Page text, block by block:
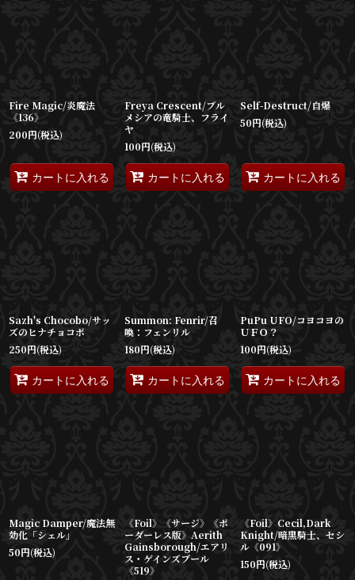
Fire Magic/炎魔法
《136》
200円(税込)
カートに入れる
Freya Crescent/ブル
メシアの竜騎士、フライ
ヤ
100円(税込)
カートに入れる
Self-Destruct/自爆
50円(税込)
カートに入れる
Sazh's Chocobo/サッ
ズのヒナチョコボ
250円(税込)
カートに入れる
Summon: Fenrir/召
喚：フェンリル
180円(税込)
カートに入れる
PuPu UFO/コヨコヨの
ＵＦＯ？
100円(税込)
カートに入れる
Magic Damper/魔法無
効化「シェル」
50円(税込)
《Foil》《サージ》《ボ
ーダーレス版》Aerith
Gainsborough/エアリ
ス・ゲインズブール
《519》
《Foil》Cecil,Dark
Knight/暗黒騎士、セシ
ル《091》
150円(税込)